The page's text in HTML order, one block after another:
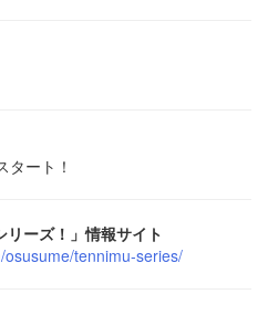
ート！
ーズ！」情報サイト
tennimu-series/